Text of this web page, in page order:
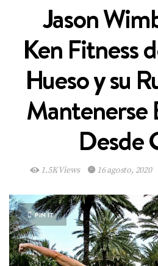
Jason
Ken Fitness
Hueso y su
Mantenerse
Desde
1.5K Views 16 agosto, 2020
PIN IT